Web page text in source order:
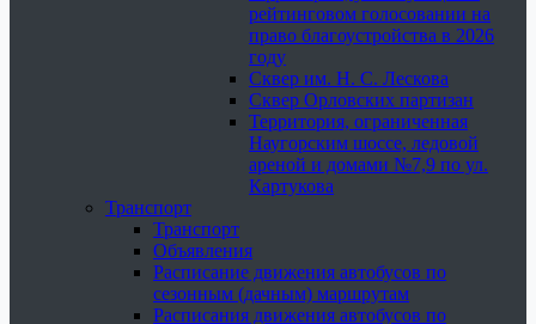
рейтинговом голосовании на
право благоустройства в 2026
году
Сквер им. Н. С. Лескова
Сквер Орловских партизан
Территория, ограниченная
Наугорским шоссе, ледовой
ареной и домами №7,9 по ул.
Картукова
Транспорт
Транспорт
Объявления
Расписание движения автобусов по
сезонным (дачным) маршрутам
Расписания движения автобусов по